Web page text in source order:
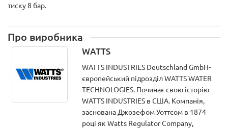
тиску 8 бар.
Про виробника
WATTS
WATTS INDUSTRIES Deutschland GmbH-
європейський підрозділ WATTS WATER
TECHNOLOGIES. Починає свою історію
WATTS INDUSTRIES в США. Компанія,
заснована Джозефом Уоттсом в 1874
році як Watts Regulator Company,